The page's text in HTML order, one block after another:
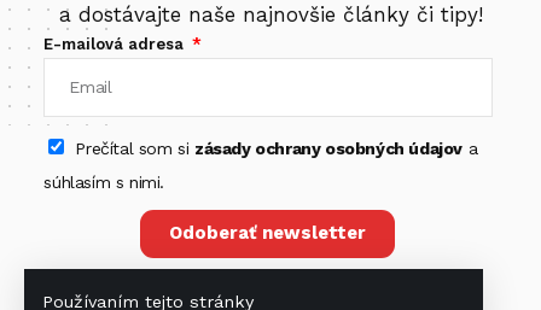
Používaním tejto stránky
a dostávajte naše najnovšie články či tipy!
E-mailová adresa
Prečítal som si zásady ochrany osobných údajova
súhlasím s nimi.
Odoberať newsletter